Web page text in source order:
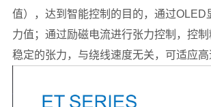
值），达到智能控制的目的，通过OLED
力值；通过励磁电流进行张力控制，控
稳定的张力，与绕线速度无关，可适应高